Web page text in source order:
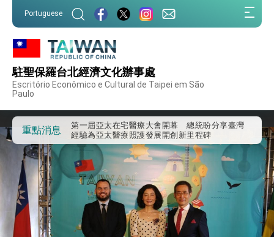
Portuguese
駐聖保羅台北經濟文化辦事處
Escritório Econômico e Cultural de Taipei em São
Paulo
重點消息
外交部重要言論
事處」，進一步深化台美交流合作
第一屆亞太在宅醫療大會開幕 總統盼分享臺灣
經驗為亞太醫療照護發展開創新里程碑
外交部發布WHA文宣影片「台灣醫療點亮世界」
及「台灣智慧醫療與健康產業展」預告短片，向
世界展現台灣守護全球健康的創新能量
總統出訪史瓦帝尼返國談話 強調臺灣人有權利
走向世界 盼與理念相近國家共同維護國際秩序
堅定走向世界 賴總統抵達史瓦帝尼王國進行國是
訪問
總統與五院院長新春茶敘 盼化分歧為團結、為
國家邁出合作第一步